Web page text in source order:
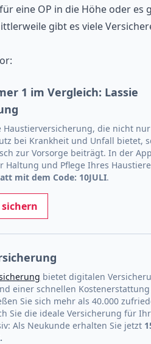
eine OP in die Höhe oder es
gibt es viele
1 im Vergleich: Lassie
Haustierversicherung, die nicht
bei Krankheit und Unfall bietet,
zur Vorsorge beiträgt. In der
Haltung und Pflege Ihres
mit dem Code: 10JULI.
bietet digitalen
einer schnellen
Sie sich mehr als 40.000
Sie die ideale Versicherung für
Als Neukunde erhalten Sie jetzt